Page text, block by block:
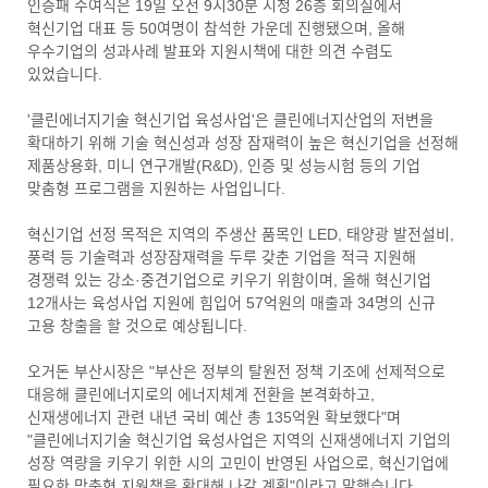
인증패 수여식은 19일 오전 9시30분 시청 26층 회의실에서
혁신기업 대표 등 50여명이 참석한 가운데 진행됐으며, 올해
우수기업의 성과사례 발표와 지원시책에 대한 의견 수렴도
있었습니다.
'클린에너지기술 혁신기업 육성사업'은 클린에너지산업의 저변을
확대하기 위해 기술 혁신성과 성장 잠재력이 높은 혁신기업을 선정해
제품상용화, 미니 연구개발(R&D), 인증 및 성능시험 등의 기업
맞춤형 프로그램을 지원하는 사업입니다.
혁신기업 선정 목적은 지역의 주생산 품목인 LED, 태양광 발전설비,
풍력 등 기술력과 성장잠재력을 두루 갖춘 기업을 적극 지원해
경쟁력 있는 강소·중견기업으로 키우기 위함이며, 올해 혁신기업
12개사는 육성사업 지원에 힘입어 57억원의 매출과 34명의 신규
고용 창출을 할 것으로 예상됩니다.
오거돈 부산시장은 "부산은 정부의 탈원전 정책 기조에 선제적으로
대응해 클린에너지로의 에너지체계 전환을 본격화하고,
신재생에너지 관련 내년 국비 예산 총 135억원 확보했다"며
"클린에너지기술 혁신기업 육성사업은 지역의 신재생에너지 기업의
성장 역량을 키우기 위한 시의 고민이 반영된 사업으로, 혁신기업에